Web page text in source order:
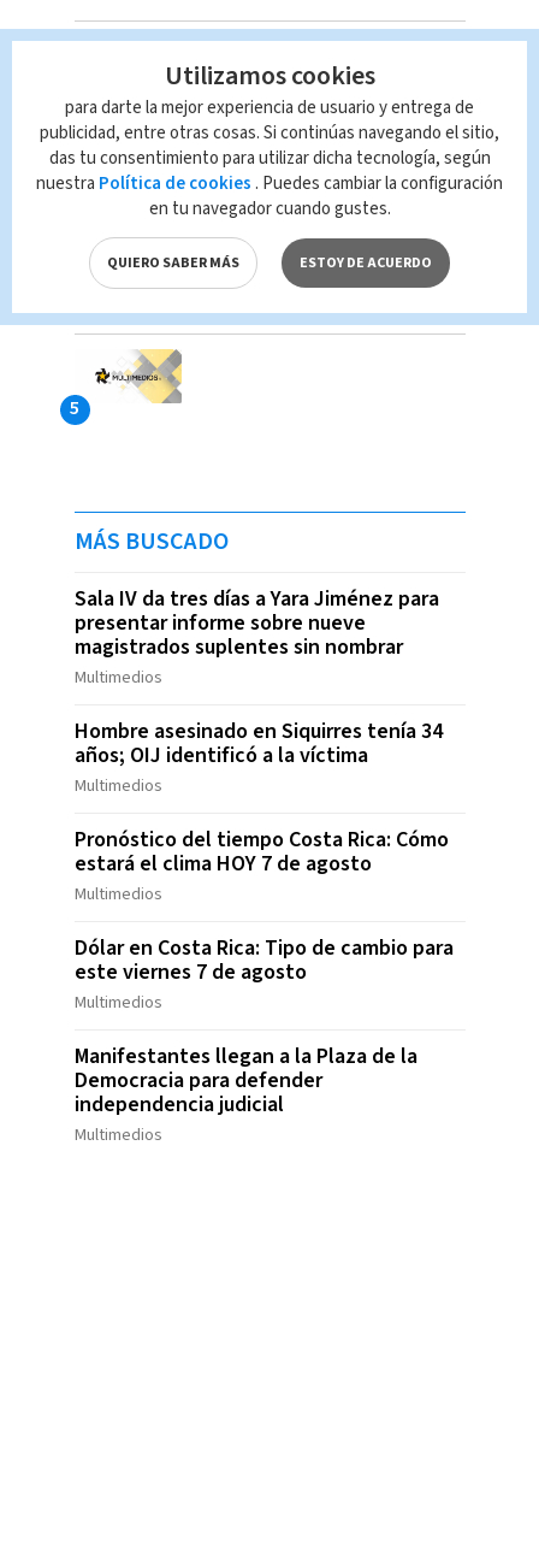
MÁS BUSCADO
Sala IV da tres días a Yara Jiménez para
presentar informe sobre nueve
magistrados suplentes sin nombrar
Multimedios
Hombre asesinado en Siquirres tenía 34
años; OIJ identificó a la víctima
Multimedios
Pronóstico del tiempo Costa Rica: Cómo
estará el clima HOY 7 de agosto
Multimedios
Dólar en Costa Rica: Tipo de cambio para
este viernes 7 de agosto
Multimedios
Manifestantes llegan a la Plaza de la
Democracia para defender
independencia judicial
Multimedios
Utilizamos cookies
para darte la mejor experiencia de usuario y entrega de
publicidad, entre otras cosas. Si continúas navegando el sitio,
das tu consentimiento para utilizar dicha tecnología, según
nuestra Política de cookies . Puedes cambiar la configuración
en tu navegador cuando gustes.
QUIERO SABER MÁS ESTOY DE ACUERDO